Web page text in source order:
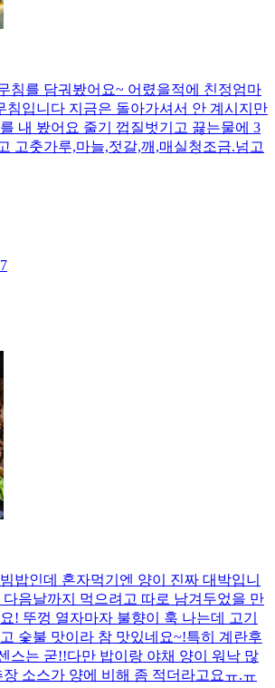
침를 담궈봤어요~ 어렸을적에 친정엄마
침입니다 지금은 돌아가셔서 안 계시지만
내 봤어요 줄기 껍질벗기고 끓는물에 3
고춧가루,마늘,젓갈,깨,매실청조금.넘고
밥인데 혼자먹기엔 양이 진짜 대박입니
다음날까지 먹으려고 따로 남겨두었을 만
! 뚜껑 열자마자 불향이 훅 나는데 고기
숯불 맛이라 참 맛있네요~!특히 계란후
스는 굳!! ​다만 밥이랑 야채 양이 워낙 많
소스가 양에 비해 좀 적더라고요ㅠ.ㅠ